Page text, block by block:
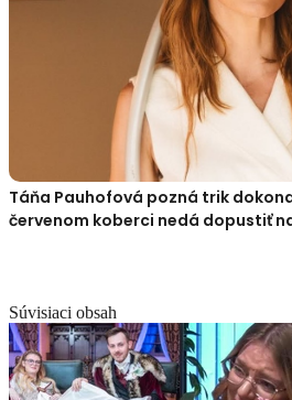
Táňa Pauhofová pozná trik
červenom koberci nedá dopustiť
Súvisiaci obsah